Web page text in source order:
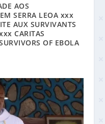
AOS
SERRA LEOA xxx
AUX SURVIVANTS
CARITAS
OF EBOLA